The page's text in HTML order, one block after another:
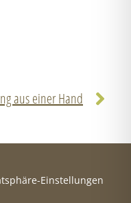
aus einer Hand
Einstellungen